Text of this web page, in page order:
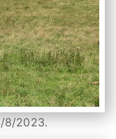
8/2023.